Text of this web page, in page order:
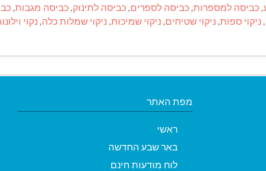
,כביסה למספרות,כביסה לספרים,כביסה לתינוק,כביסה מגבות,
,ניקוי ספות,ניקוי שטיחים,ניקוי שמיכות,ניקוי שמלות כלה,נקוי
מפת האתר
ראשי
באר שבע החדשה
לוח מודעות חינם